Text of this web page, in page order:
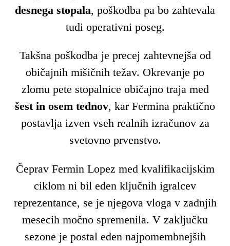
desnega stopala, poškodba pa bo zahtevala
tudi operativni poseg.
Takšna poškodba je precej zahtevnejša od
običajnih mišičnih težav. Okrevanje po
zlomu pete stopalnice običajno traja med
šest in osem tednov, kar Fermina praktično
postavlja izven vseh realnih izračunov za
svetovno prvenstvo.
Čeprav Fermin Lopez med kvalifikacijskim
ciklom ni bil eden ključnih igralcev
reprezentance, se je njegova vloga v zadnjih
mesecih močno spremenila. V zaključku
sezone je postal eden najpomembnejših